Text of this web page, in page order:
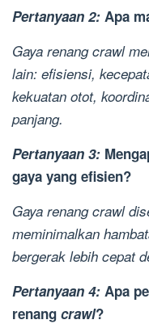
Pertanyaan 2: Apa
Gaya renangcrawl
lain: efisiensi,
kekuatan otot,
panjang.
Pertanyaan 3:
gaya yang efisien?
Gaya renangcrawl
meminimalkan
bergerak lebih cepat
Pertanyaan 4: Apa
renang crawl?